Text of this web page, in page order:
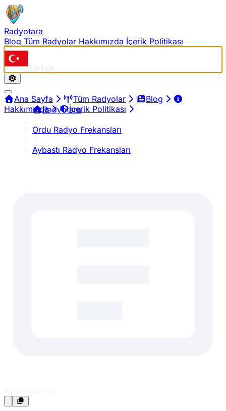
Radyotara
Blog Tüm Radyolar Hakkımızda İçerik Politikası
Türkçe
Ana Sayfa Tüm Radyolar
Blog
Hakkımızda
İçerik Politikası
Radyotara
Ordu Radyo Frekansları
Aybastı Radyo Frekansları